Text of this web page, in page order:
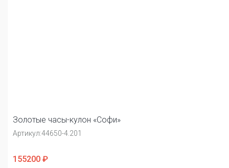
Золотые часы-кулон «Софи»
Артикул:44650-4.201
155200 ₽